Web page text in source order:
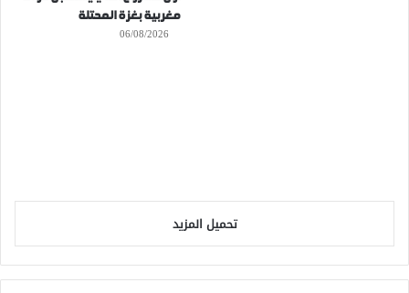
مغربية بغزة المحتلة
06/08/2026
تحميل المزيد